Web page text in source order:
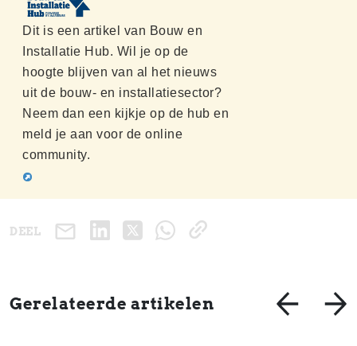
Dit is een artikel van Bouw en
Installatie Hub. Wil je op de
hoogte blijven van al het nieuws
uit de bouw- en installatiesector?
Neem dan een kijkje op de hub en
meld je aan voor de online
community.
DEEL
Gerelateerde artikelen